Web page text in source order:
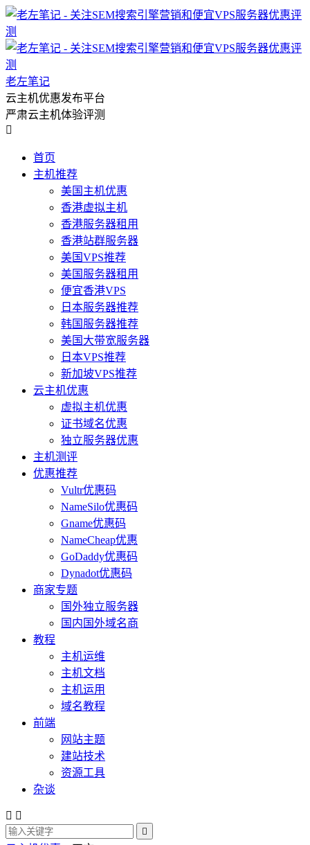
老左笔记
云主机优惠发布平台
严肃云主机体验评测

首页
主机推荐
美国主机优惠
香港虚拟主机
香港服务器租用
香港站群服务器
美国VPS推荐
美国服务器租用
便宜香港VPS
日本服务器推荐
韩国服务器推荐
美国大带宽服务器
日本VPS推荐
新加坡VPS推荐
云主机优惠
虚拟主机优惠
证书域名优惠
独立服务器优惠
主机测评
优惠推荐
Vultr优惠码
NameSilo优惠码
Gname优惠码
NameCheap优惠
GoDaddy优惠码
Dynadot优惠码
商家专题
国外独立服务器
国内国外域名商
教程
主机运维
主机文档
主机运用
域名教程
前端
网站主题
建站技术
资源工具
杂谈
 
